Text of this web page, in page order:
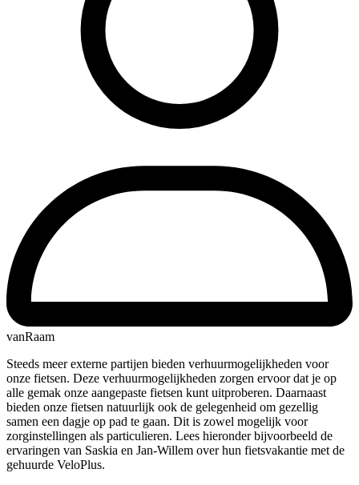
vanRaam
Steeds meer externe partijen bieden verhuurmogelijkheden voor
onze fietsen. Deze verhuurmogelijkheden zorgen ervoor dat je op
alle gemak onze aangepaste fietsen kunt uitproberen. Daarnaast
bieden onze fietsen natuurlijk ook de gelegenheid om gezellig
samen een dagje op pad te gaan. Dit is zowel mogelijk voor
zorginstellingen als particulieren. Lees hieronder bijvoorbeeld de
ervaringen van Saskia en Jan-Willem over hun fietsvakantie met de
gehuurde VeloPlus.